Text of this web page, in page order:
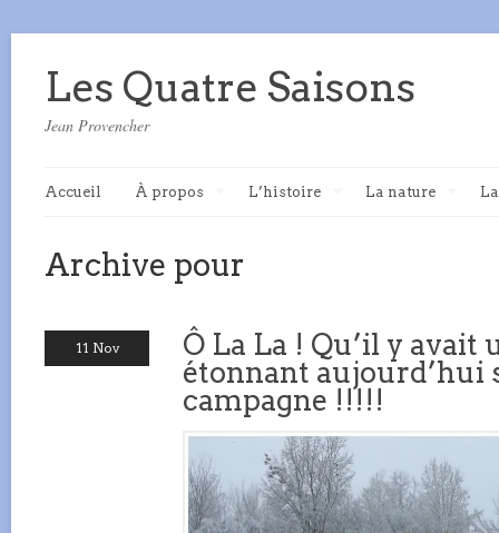
Les Quatre Saisons
Jean Provencher
Accueil À propos L’histoire La nature
Archive pour
11 Nov
Ô La La ! Qu’il y avait
étonnant aujourd’hui
campagne !!!!!